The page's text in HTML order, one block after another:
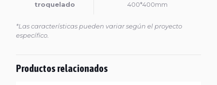
troquelado
400*400mm
*Las características pueden variar según el proyecto
específico.
Productos relacionados